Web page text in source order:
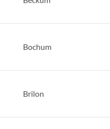
Bochum
Brilon